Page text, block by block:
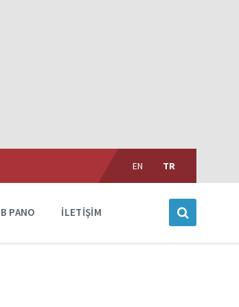
Choose
language:
EN TR
PANO İLETIŞIM